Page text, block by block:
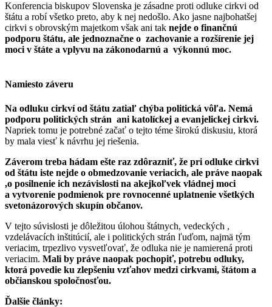
Konferencia biskupov Slovenska je zásadne proti odluke cirkvi od
štátu a robí všetko preto, aby k nej nedošlo. Ako jasne najbohatšej
cirkvi s obrovským majetkom však ani tak nejde o finančnú
podporu štátu, ale jednoznačne o zachovanie a rozšírenie jej
moci v štáte a vplyvu na zákonodarnú a výkonnú moc.
Namiesto záveru
Na odluku cirkví od štátu zatiaľ chýba politická vôľa. Nemá
podporu politických strán ani katolíckej a evanjelickej cirkvi.
Napriek tomu je potrebné začať o tejto téme širokú diskusiu, ktorá
by mala viesť k návrhu jej riešenia.
Záverom treba hádam ešte raz zdôrazniť, že pri odluke cirkvi
od štátu iste nejde o obmedzovanie veriacich, ale práve naopak
,o posilnenie ich nezávislosti na akejkoľvek vládnej moci
a vytvorenie podmienok pre rovnocenné uplatnenie všetkých
svetonázorových skupín občanov.
V tejto súvislosti je dôležitou úlohou štátnych, vedeckých ,
vzdelávacích inštitúcií, ale i politických strán ľuďom, najmä tým
veriacim, trpezlivo vysvetľovať, že odluka nie je namierená proti
veriacim. Mali by práve naopak pochopiť, potrebu odluky,
ktorá povedie ku zlepšeniu vzťahov medzi cirkvami, štátom a
občianskou spoločnosťou.
Ďalšie články: